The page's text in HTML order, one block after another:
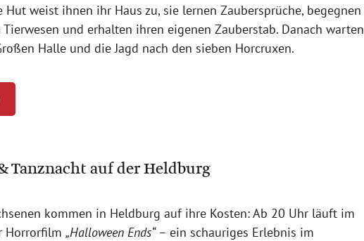
Hut weist ihnen ihr Haus zu, sie lernen Zaubersprüche, begegnen
und erhalten ihren eigenen Zauberstab. Danach warten
Halle und die Jagd nach den sieben Horcruxen.
Tanznacht auf der Heldburg
kommen in Heldburg auf ihre Kosten: Ab 20 Uhr läuft im
Horrorfilm „Halloween Ends“– ein schauriges Erlebnis im